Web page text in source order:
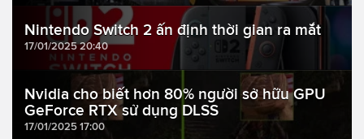
Nintendo Switch 2 ấn định thời gian ra mắt
17/01/2025 20:40
Nvidia cho biết hơn 80% người sở hữu GPU
GeForce RTX sử dụng DLSS
17/01/2025 17:00